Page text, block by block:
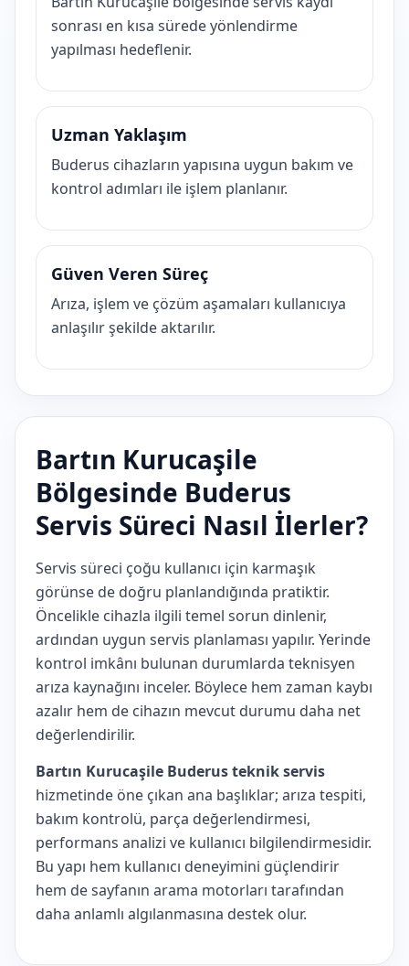
sonrası en kısa sürede yönlendirme
yapılması hedeflenir.
Uzman Yaklaşım
Buderus cihazların yapısına uygun bakım ve
kontrol adımları ile işlem planlanır.
Güven Veren Süreç
Arıza, işlem ve çözüm aşamaları kullanıcıya
anlaşılır şekilde aktarılır.
Bartın Kurucaşile
Bölgesinde Buderus
Servis Süreci Nasıl İlerler?
Servis süreci çoğu kullanıcı için karmaşık
görünse de doğru planlandığında pratiktir.
Öncelikle cihazla ilgili temel sorun dinlenir,
ardından uygun servis planlaması yapılır. Yerinde
kontrol imkânı bulunan durumlarda teknisyen
arıza kaynağını inceler. Böylece hem zaman kaybı
azalır hem de cihazın mevcut durumu daha net
değerlendirilir.
Bartın Kurucaşile Buderus teknik servis
hizmetinde öne çıkan ana başlıklar; arıza tespiti,
bakım kontrolü, parça değerlendirmesi,
performans analizi ve kullanıcı bilgilendirmesidir.
Bu yapı hem kullanıcı deneyimini güçlendirir
hem de sayfanın arama motorları tarafından
daha anlamlı algılanmasına destek olur.